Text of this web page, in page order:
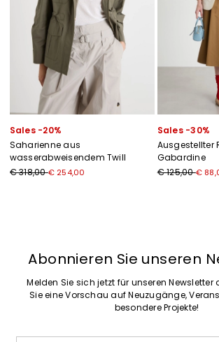
Sales -20%
Saharienne aus
wasserabweisendem Twill
€ 318,00€ 254,00
Sales -30%
Ausgestellter
Gabardine
€ 125,00€
Abonnieren Sie unseren
Melden Sie sich jetzt für unseren Newsletter
Sie eine Vorschau auf Neuzugänge,
besondere Projekte!